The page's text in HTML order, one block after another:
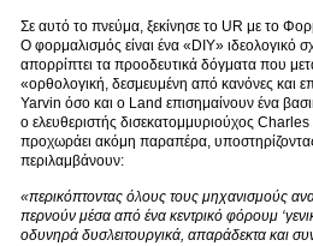
Σε αυτό το πνεύμα, ξεκίνησε το UR με το
Ο φορμαλισμός είναι ένα «DIY» ιδεολογικό
απορρίπτει τα προοδευτικά δόγματα που
«ορθολογική, δεσμευμένη από κανόνες και
Yarvin όσο και ο Land επισημαίνουν ένα
ο ελευθεριστής δισεκατομμυριούχος
προχωράει ακόμη παραπέρα, υποστηρίζοντας
περιλαμβάνουν:
«περικόπτοντας όλους τους μηχανισμούς
περνούν μέσα από ένα κεντρικό φόρουμ
οδυνηρά δυσλειτουργικά, απαράδεκτα και